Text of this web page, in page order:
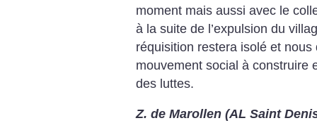
moment mais aussi avec le
à la suite de l’expulsion du
réquisition restera isolé et
mouvement social à construire
des luttes.
Z. de Marollen (AL Saint